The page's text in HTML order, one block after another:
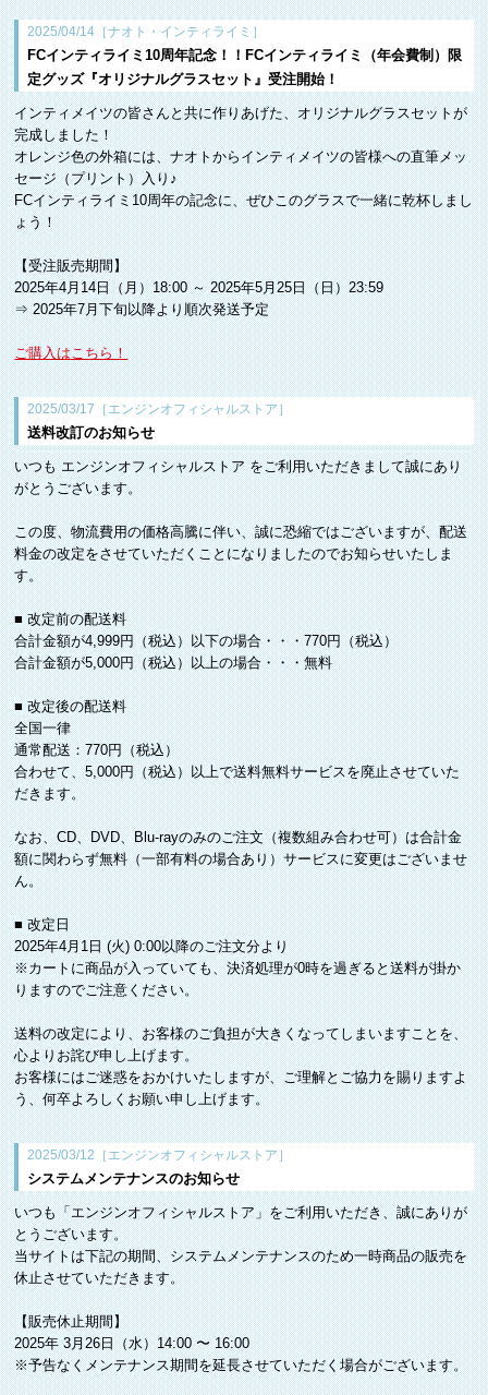
2025/04/14［ナオト・インティライミ］
FCインティライミ10周年記念！！FCインティライミ（年会費制）限
定グッズ『オリジナルグラスセット』受注開始！
インティメイツの皆さんと共に作りあげた、オリジナルグラスセットが
完成しました！
オレンジ色の外箱には、ナオトからインティメイツの皆様への直筆メッ
セージ（プリント）入り♪
FCインティライミ10周年の記念に、ぜひこのグラスで一緒に乾杯しまし
ょう！
【受注販売期間】
2025年4月14日（月）18:00 ～ 2025年5月25日（日）23:59
⇒ 2025年7月下旬以降より順次発送予定
ご購入はこちら！
2025/03/17［エンジンオフィシャルストア］
送料改訂のお知らせ
いつも エンジンオフィシャルストア をご利用いただきまして誠にあり
がとうございます。
この度、物流費用の価格高騰に伴い、誠に恐縮ではございますが、配送
料金の改定をさせていただくことになりましたのでお知らせいたしま
す。
■ 改定前の配送料
合計金額が4,999円（税込）以下の場合・・・770円（税込）
合計金額が5,000円（税込）以上の場合・・・無料
■ 改定後の配送料
全国一律
通常配送：770円（税込）
合わせて、5,000円（税込）以上で送料無料サービスを廃止させていた
だきます。
なお、CD、DVD、Blu-rayのみのご注文（複数組み合わせ可）は合計金
額に関わらず無料（一部有料の場合あり）サービスに変更はございませ
ん。
■ 改定日
2025年4月1日 (火) 0:00以降のご注文分より
※カートに商品が入っていても、決済処理が0時を過ぎると送料が掛か
りますのでご注意ください。
送料の改定により、お客様のご負担が大きくなってしまいますことを、
心よりお詫び申し上げます。
お客様にはご迷惑をおかけいたしますが、ご理解とご協力を賜りますよ
う、何卒よろしくお願い申し上げます。
2025/03/12［エンジンオフィシャルストア］
システムメンテナンスのお知らせ
いつも「エンジンオフィシャルストア」をご利用いただき、誠にありが
とうございます。
当サイトは下記の期間、システムメンテナンスのため一時商品の販売を
休止させていただきます。
【販売休止期間】
2025年 3月26日（水）14:00 〜 16:00
※予告なくメンテナンス期間を延長させていただく場合がございます。